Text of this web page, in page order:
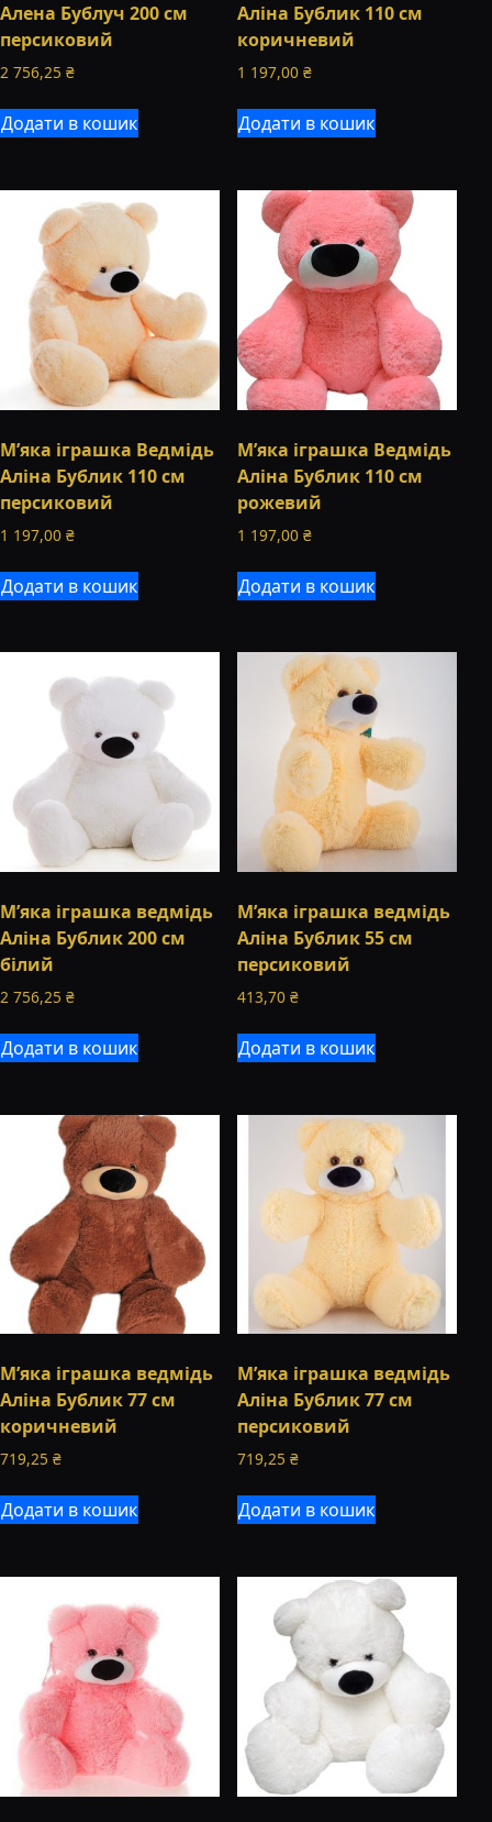
Алена Бублуч 200 см
персиковий
2 756,25 ₴
Додати в кошик
Аліна Бублик 110 см
коричневий
1 197,00₴
Додати в кошик
М’яка іграшка Ведмідь
Аліна Бублик 110 см
персиковий
1 197,00 ₴
Додати в кошик
М’яка іграшка Ведмідь
Аліна Бублик 110 см
рожевий
1 197,00₴
Додати в кошик
М’яка іграшка ведмідь
Аліна Бублик 200 см
білий
2 756,25 ₴
Додати в кошик
М’яка іграшка ведмідь
Аліна Бублик 55 см
персиковий
413,70₴
Додати в кошик
М’яка іграшка ведмідь
Аліна Бублик 77 см
коричневий
719,25 ₴
Додати в кошик
М’яка іграшка ведмідь
Аліна Бублик 77 см
персиковий
719,25₴
Додати в кошик